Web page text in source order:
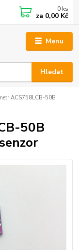
Menu
Hledat
0 ks
za 0,00 Kč
ACS758LCB-50B
50B